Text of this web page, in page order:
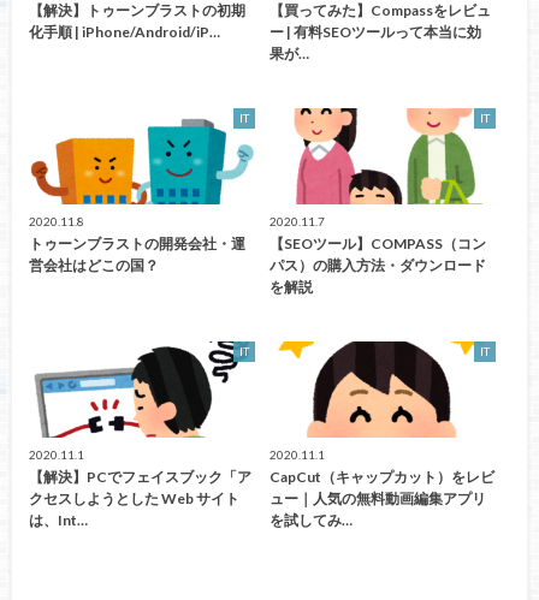
【解決】トゥーンブラストの初期
化手順 | iPhone/Android/iP…
【買ってみた】Compassをレビュ
ー | 有料SEOツールって本当に効
果が…
IT
2020.11.8
トゥーンブラストの開発会社・運
営会社はどこの国？
IT
2020.11.7
【SEOツール】COMPASS（コン
パス）の購入方法・ダウンロード
を解説
IT
2020.11.1
【解決】PCでフェイスブック「ア
クセスしようとした Web サイト
は、Int…
IT
2020.11.1
CapCut（キャップカット）をレビ
ュー｜人気の無料動画編集アプリ
を試してみ…